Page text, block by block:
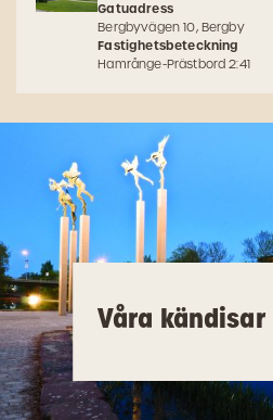
Gatuadress
Bergbyvägen 10, Bergby
Fastighetsbeteckning
Hamrånge-Prästbord 2:41
Våra kändisar